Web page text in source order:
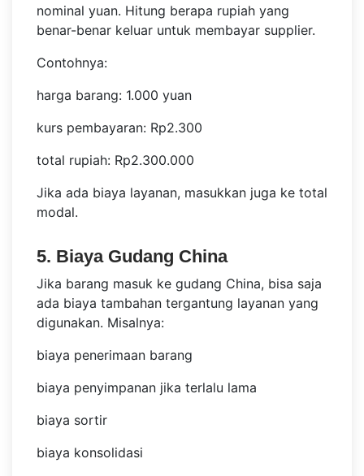
nominal yuan. Hitung berapa rupiah yang
benar-benar keluar untuk membayar supplier.
Contohnya:
harga barang: 1.000 yuan
kurs pembayaran: Rp2.300
total rupiah: Rp2.300.000
Jika ada biaya layanan, masukkan juga ke total
modal.
5. Biaya Gudang China
Jika barang masuk ke gudang China, bisa saja
ada biaya tambahan tergantung layanan yang
digunakan. Misalnya:
biaya penerimaan barang
biaya penyimpanan jika terlalu lama
biaya sortir
biaya konsolidasi